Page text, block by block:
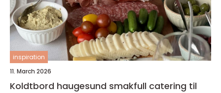
inspiration
11. March 2026
Koldtbord haugesund smakfull catering til